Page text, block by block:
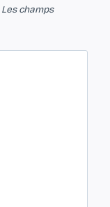
Les champs